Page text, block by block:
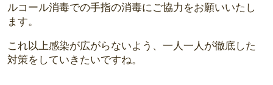
ルコール消毒での手指の消毒にご協力をお願いいたし
ます。
これ以上感染が広がらないよう、一人一人が徹底した
対策をしていきたいですね。